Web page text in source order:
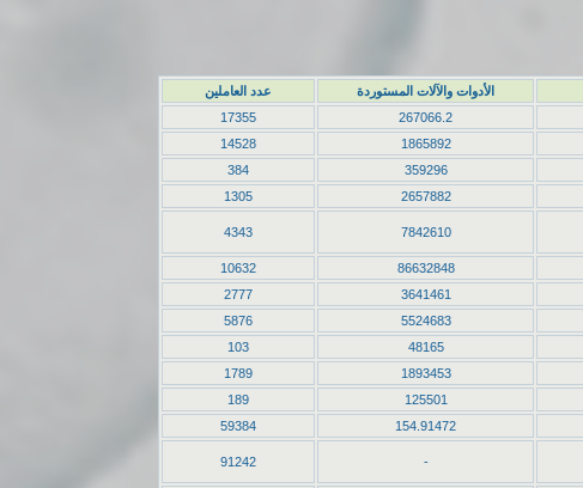
عدد العاملين الأدوات والآلات المستوردة
17355
267066.2
14528
1865892
384
359296
1305
2657882
4343 7842610
10632
86632848
2777
3641461
5876
5524683
103
48165
1789
1893453
189
125501
59384
154.91472
91242 -